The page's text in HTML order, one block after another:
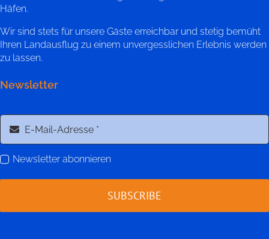
Häfen.
Wir sind stets für unsere Gäste erreichbar und stetig bemüht
Ihren Landausflug zu einem unvergesslichen Erlebnis werden
zu lassen.
Newsletter
Newsletter abonnieren
SUBSCRIBE